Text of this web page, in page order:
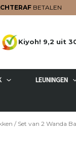
BETALEN
Kiyoh! 9,2 uit
LEUNINGEN
/ Set van 2 Wanda